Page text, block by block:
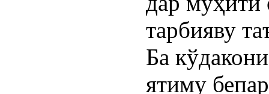
тарбияву
Ба
ятиму